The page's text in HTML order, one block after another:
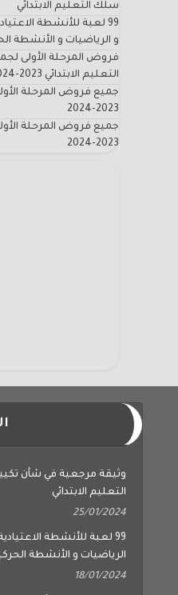
سلك التعليم الابتدائي
99 لعبة للأنشطة
و الرياضيات و الأنشطة
فروض المرحلة الأولى
التعليم الابتدائي 2023-2024
جميع فروض المرحلة
2023-2024
جميع فروض المرحلة
2023-2024
وثيقة مرجعية في شأن
التعليم الابتدائي
25/01/2024
99 لعبة للأنشطة
الرياضيات و الأنشطة
18/01/2024